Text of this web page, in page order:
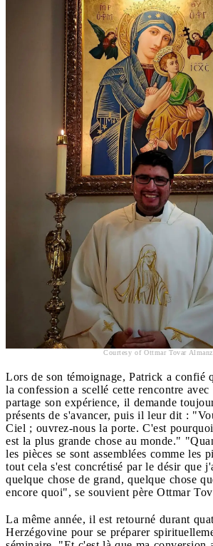
Courtesy of Ottmar Tovar
Lors de son témoignage, Patrick a confié
la confession a scellé cette rencontre
partage son expérience, il demande
présents de s'avancer, puis il leur dit :
Ciel ; ouvrez-nous la porte. C'est
est la plus grande chose au monde."
les pièces se sont assemblées comme les
tout cela s'est concrétisé par le désir que
quelque chose de grand, quelque chose
encore quoi", se souvient père Ottmar
La même année, il est retourné durant
Herzégovine pour se préparer